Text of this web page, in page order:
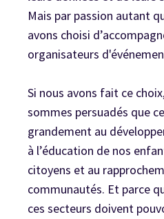
Mais par passion autant
avons choisi
organisateurs
Si nous avons fait ce
sommes persuadés que
grandement au
à l’éducation de nos
citoyens et au
communautés. Et parce
ces secteurs doivent